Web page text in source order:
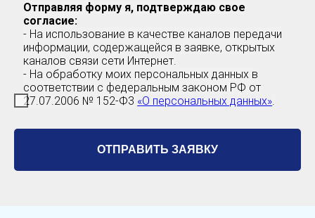
Отправляя форму я, подтверждаю свое
согласие:
- На использование в качестве каналов передачи
информации, содержащейся в заявке, открытых
каналов связи сети Интернет.
- На обработку моих персональных данных в
соответствии с федеральным законом РФ от
27.07.2006 № 152-Ф3 «О персональных данных».
ОТПРАВИТЬ ЗАЯВКУ